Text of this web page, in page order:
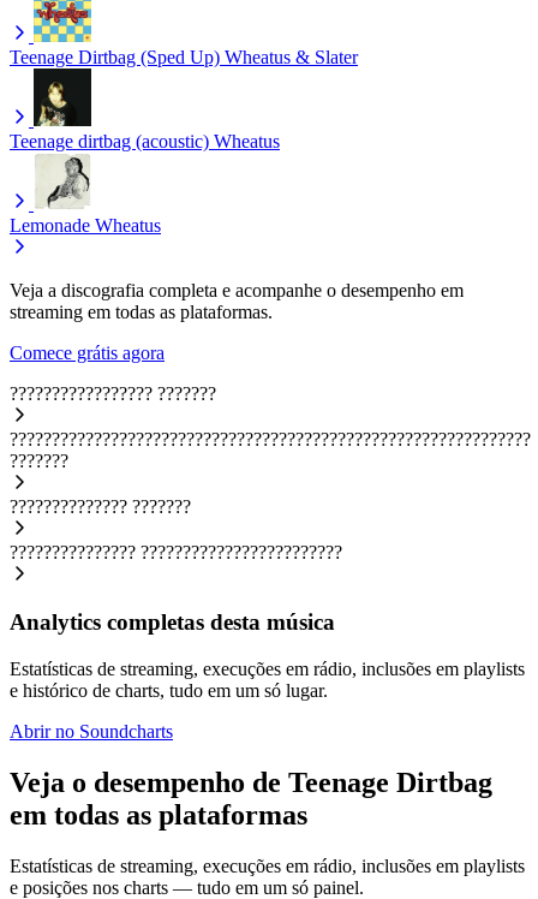
Teenage Dirtbag (Sped Up) Wheatus & Slater
Teenage dirtbag (acoustic) Wheatus
Lemonade Wheatus
Veja a discografia completa e acompanhe o desempenho em
streaming em todas as plataformas.
Comece grátis agora
????????????????? ???????
??????????????????????????????????????????????????????????????
???????
?????????????? ???????
??????????????? ????????????????????????
Analytics completas desta música
Estatísticas de streaming, execuções em rádio, inclusões em playlists
e histórico de charts, tudo em um só lugar.
Abrir no Soundcharts
Veja o desempenho de Teenage Dirtbag
em todas as plataformas
Estatísticas de streaming, execuções em rádio, inclusões em playlists
e posições nos charts — tudo em um só painel.